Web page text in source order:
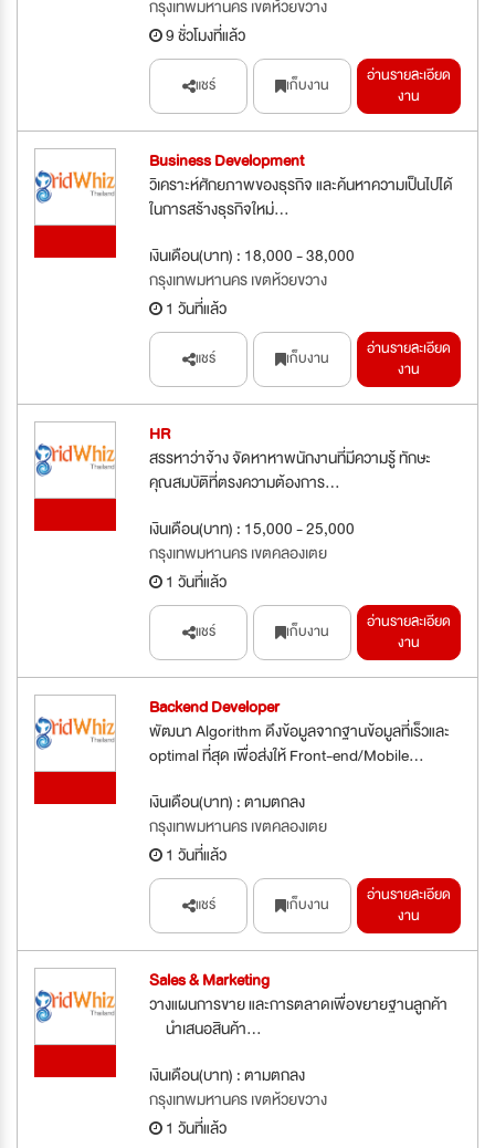
กรุงเทพมหานคร เขตห้วยขวาง
9 ชั่วโมงที่แล้ว
แชร์ เก็บงาน
อ่านรายละเอียด
งาน
Business Development
วิเคราะห์ศักยภาพของธุรกิจ และค้นหาความเป็นไปได้
ในการสร้างธุรกิจใหม่...
เงินเดือน(บาท) : 18,000 - 38,000
กรุงเทพมหานคร เขตห้วยขวาง
1 วันที่แล้ว
แชร์ เก็บงาน
อ่านรายละเอียด
งาน
HR
สรรหาว่าจ้าง จัดหาหาพนักงานที่มีความรู้ ทักษะ
คุณสมบัติที่ตรงความต้องการ...
เงินเดือน(บาท) : 15,000 - 25,000
กรุงเทพมหานคร เขตคลองเตย
1 วันที่แล้ว
แชร์ เก็บงาน
อ่านรายละเอียด
งาน
Backend Developer
พัฒนา Algorithm ดึงข้อมูลจากฐานข้อมูลที่เร็วและ
optimal ที่สุด เพื่อส่งให้ Front-end/Mobile...
เงินเดือน(บาท) : ตามตกลง
กรุงเทพมหานคร เขตคลองเตย
1 วันที่แล้ว
แชร์ เก็บงาน
อ่านรายละเอียด
งาน
Sales & Marketing
วางแผนการขาย และการตลาดเพื่อขยายฐานลูกค้า
นำเสนอสินค้า...
เงินเดือน(บาท) : ตามตกลง
กรุงเทพมหานคร เขตห้วยขวาง
1 วันที่แล้ว